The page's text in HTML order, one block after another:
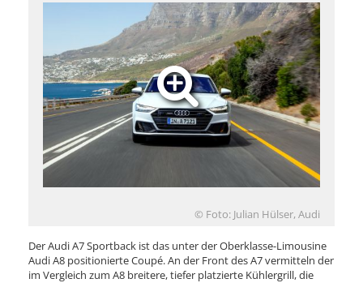
© Foto: Julian Hülser, Audi
Der Audi A7 Sportback ist das unter der Oberklasse-Limousine
Audi A8 positionierte Coupé. An der Front des A7 vermitteln der
im Vergleich zum A8 breitere, tiefer platzierte Kühlergrill, die